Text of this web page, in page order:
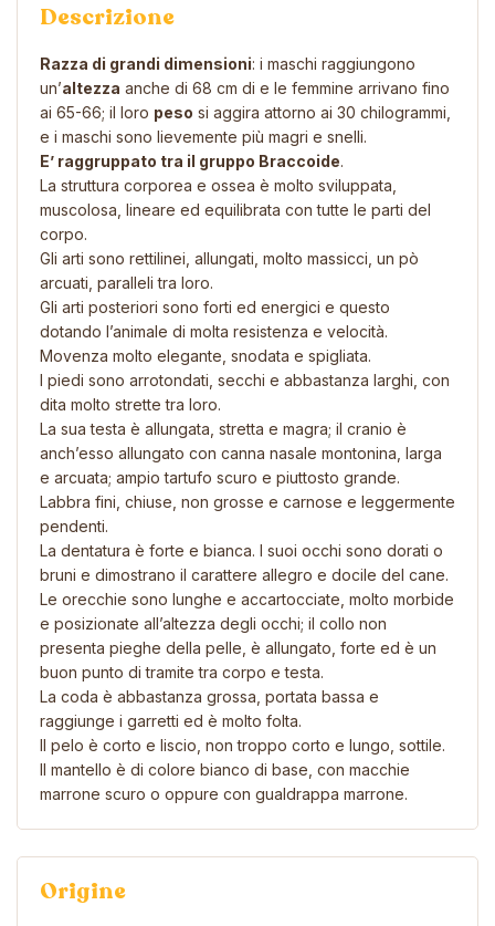
Descrizione
Razza di grandi dimensioni: i maschi raggiungono
un’altezza anche di 68 cm di e le femmine arrivano fino
ai 65-66; il loro peso si aggira attorno ai 30 chilogrammi,
e i maschi sono lievemente più magri e snelli.
E’ raggruppato tra il gruppo Braccoide.
La struttura corporea e ossea è molto sviluppata,
muscolosa, lineare ed equilibrata con tutte le parti del
corpo.
Gli arti sono rettilinei, allungati, molto massicci, un pò
arcuati, paralleli tra loro.
Gli arti posteriori sono forti ed energici e questo
dotando l’animale di molta resistenza e velocità.
Movenza molto elegante, snodata e spigliata.
I piedi sono arrotondati, secchi e abbastanza larghi, con
dita molto strette tra loro.
La sua testa è allungata, stretta e magra; il cranio è
anch’esso allungato con canna nasale montonina, larga
e arcuata; ampio tartufo scuro e piuttosto grande.
Labbra fini, chiuse, non grosse e carnose e leggermente
pendenti.
La dentatura è forte e bianca. I suoi occhi sono dorati o
bruni e dimostrano il carattere allegro e docile del cane.
Le orecchie sono lunghe e accartocciate, molto morbide
e posizionate all’altezza degli occhi; il collo non
presenta pieghe della pelle, è allungato, forte ed è un
buon punto di tramite tra corpo e testa.
La coda è abbastanza grossa, portata bassa e
raggiunge i garretti ed è molto folta.
Il pelo è corto e liscio, non troppo corto e lungo, sottile.
Il mantello è di colore bianco di base, con macchie
marrone scuro o oppure con gualdrappa marrone.
Origine